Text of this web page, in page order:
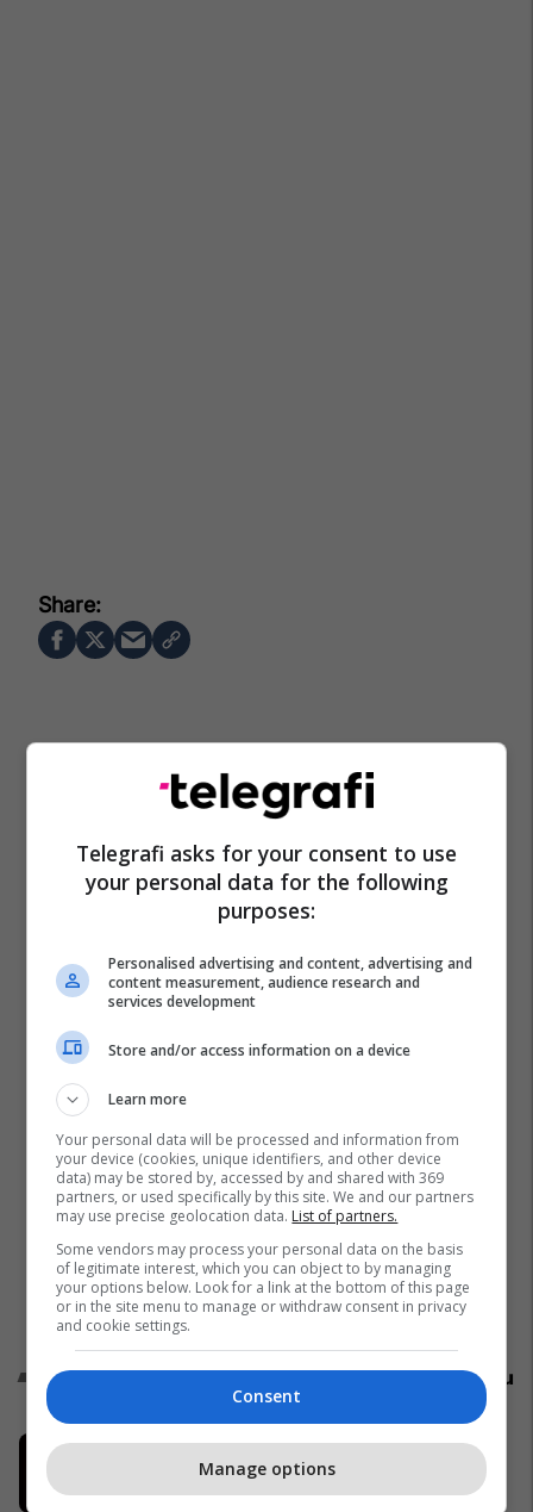
Promo Reklamo këtu
Mos e le me t’ra sistemi - thirr
Techno Service
Techno Service Pro
Telegrafi asks for your consent to use
your personal data for the following
purposes:
Personalised advertising and content, advertising and
content measurement, audience research and
services development
Store and/or access information on a device
Learn more
Your personal data will be processed and information from
your device (cookies, unique identifiers, and other device
data) may be stored by, accessed by and shared with 369
partners, or used specifically by this site. We and our partners
may use precise geolocation data. List of partners.
Some vendors may process your personal data on the basis
of legitimate interest, which you can object to by managing
your options below. Look for a link at the bottom of this page
or in the site menu to manage or withdraw consent in privacy
and cookie settings.
Consent
Manage options